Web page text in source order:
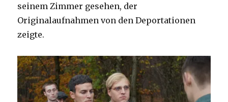
seinem Zimmer gesehen, der
Originalaufnahmen von den Deportationen
zeigte.